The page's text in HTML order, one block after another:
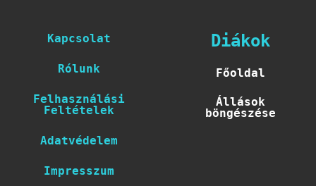
Kapcsolat
Rólunk
Felhasználási
Feltételek
Adatvédelem
Impresszum
Diákok
Főoldal
Állások
böngészése